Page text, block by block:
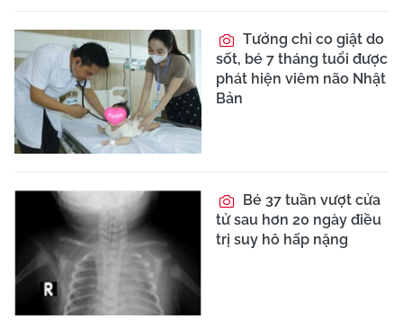
Tưởng chỉ co giật do
sốt, bé 7 tháng tuổi được
phát hiện viêm não Nhật
Bản
Bé 37 tuần vượt cửa
tử sau hơn 20 ngày điều
trị suy hô hấp nặng